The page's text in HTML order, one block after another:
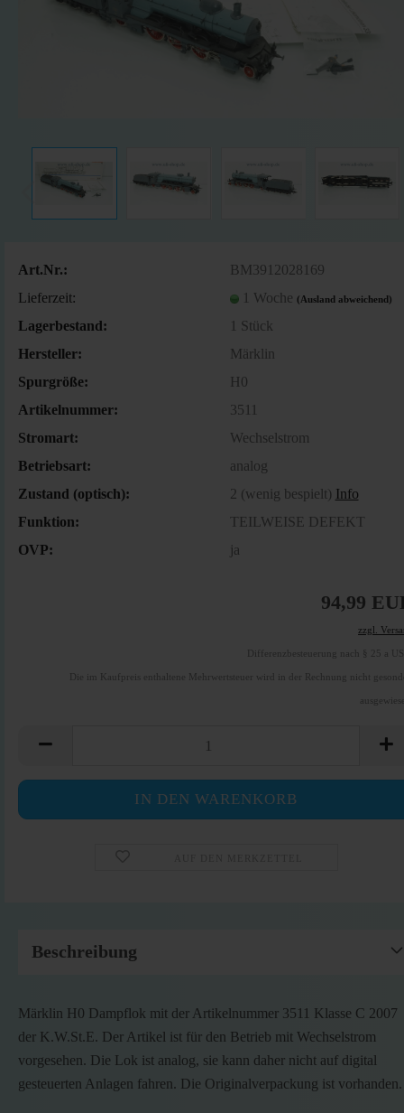
Art.Nr.:
BM3912028169
Lieferzeit:
1 Woche (Ausland abweichend)
Lagerbestand: 1 Stück
Hersteller:
Märklin
Spurgröße:
H0
Artikelnummer:
3511
Stromart:
Wechselstrom
Betriebsart:
analog
Zustand (optisch):
2 (wenig bespielt) Info
Funktion:
TEILWEISE DEFEKT
OVP:
ja
94,99
zzgl.
Differenzbesteuerung nach § 25 a
Die im Kaufpreis enthaltene Mehrwertsteuer wird in der Rechnung nicht
Beschreibung
Märklin H0 Dampflok mit der Artikelnummer 3511 Klasse C 2007
der K.W.St.E. Der Artikel ist für den Betrieb mit Wechselstrom
vorgesehen. Die Lok ist analog, sie kann daher nicht auf digital
gesteuerten Anlagen fahren. Die Originalverpackung ist vorhanden.